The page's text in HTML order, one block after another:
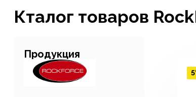
Кталог товаров
Продукция